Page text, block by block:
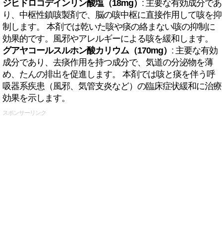
ジヒドロコデインリン酸塩（18mg） : 主要な有効成分であ
り、中枢性鎮咳製剤で、脳の咳中枢に直接作用して咳を抑
制します。 本剤では乾いた咳や痰の絡まない咳の抑制に
効果的です。風邪やアレルギーによる咳を緩和します。
グアヤコールスルホン酸カリウム（170mg） : 主要な有効
成分であり、去痰作用を持つ成分で、気道の分泌物を薄
め、たんの排出を促進します。 本剤では咳と痰を伴う呼
吸器系疾患（風邪、気管支炎など）の臨床症状緩和に治療
効果を示します。
スポンサーリンク